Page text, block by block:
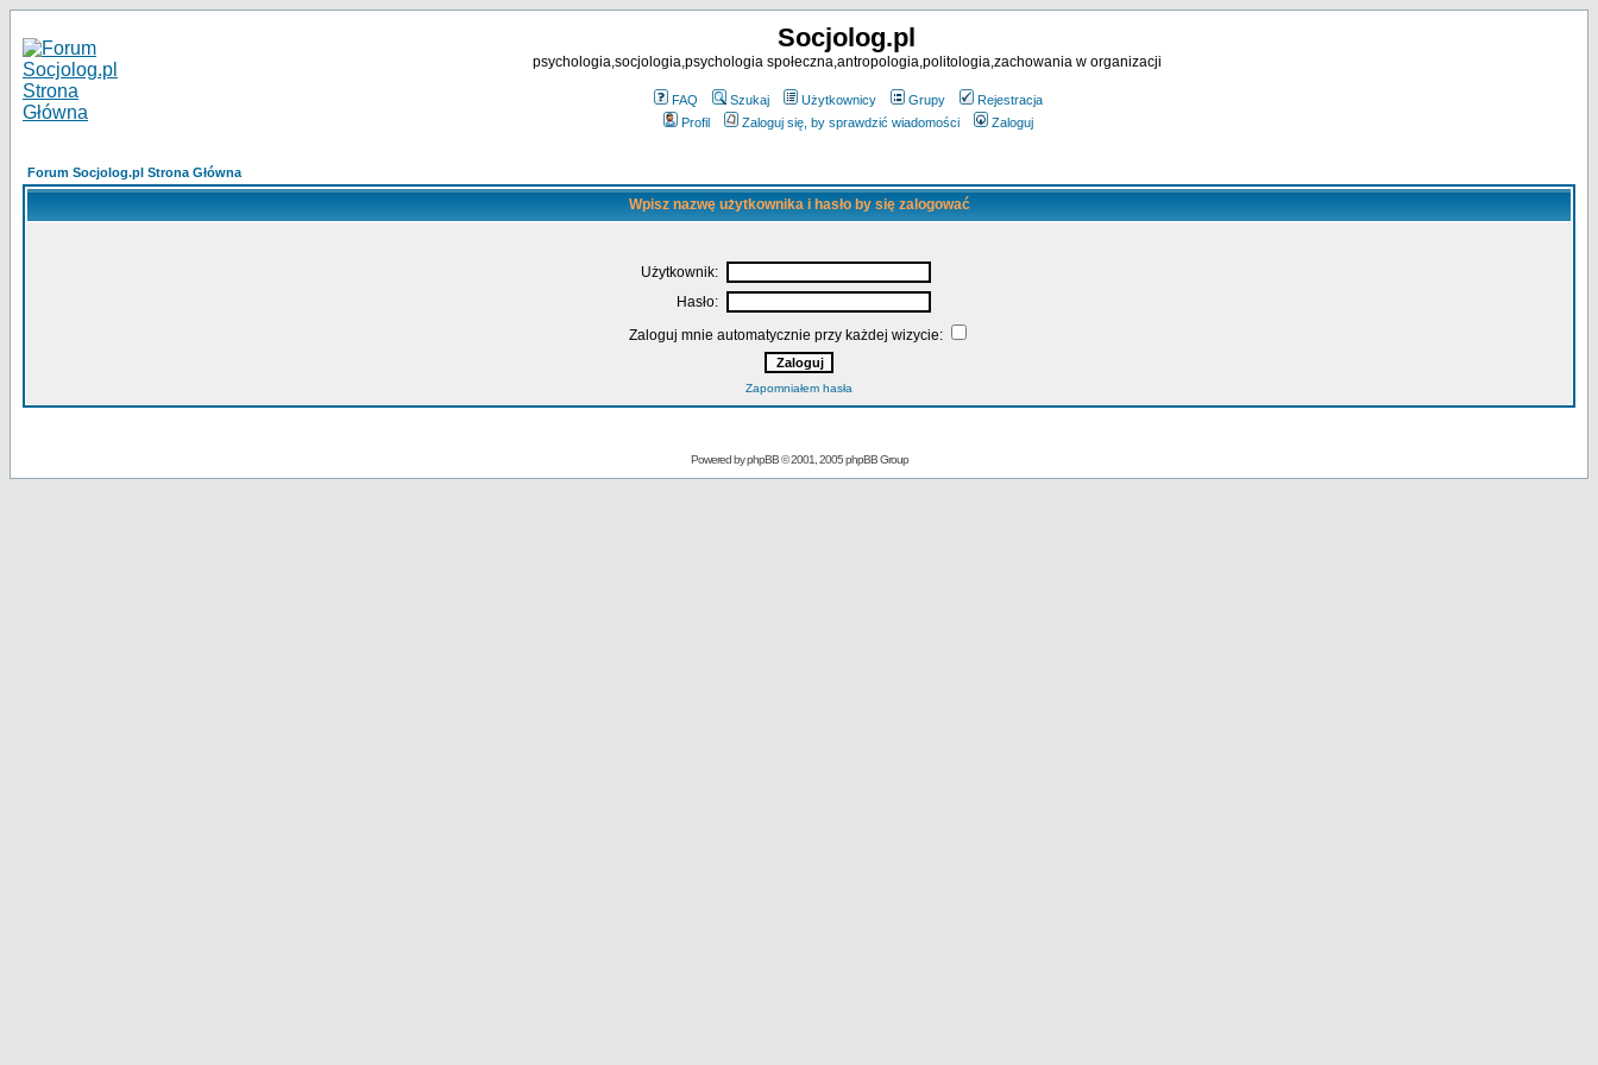
Socjolog.pl
psychologia,socjologia,psychologia społeczna,antropologia,politologia,zachowania w organizacji
FAQ Szukaj Użytkownicy Grupy
Rejestracja
Profil
Zaloguj się, by sprawdzić wiadomości Zaloguj
Forum Socjolog.pl Strona Główna
Wpisz nazwę użytkownika i hasło by się zalogować
Użytkownik:
Hasło:
Zaloguj mnie automatycznie przy każdej wizycie:
Zapomniałem hasła
Powered byphpBB© 2001, 2005 phpBB Group